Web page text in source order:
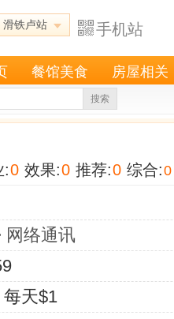
滑铁卢站 手机站
餐馆美食 房屋相关
搜索
:0 效果:0 推荐:0 综合:0
网络通讯
每天$1